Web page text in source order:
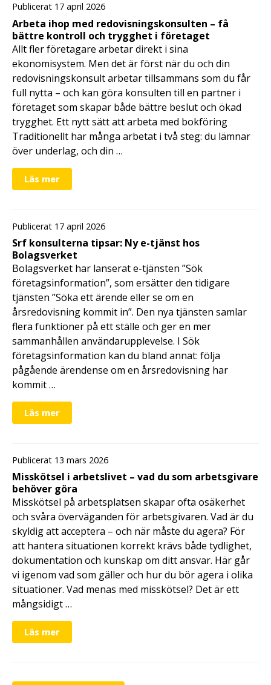
Publicerat 17 april 2026
Arbeta ihop med redovisningskonsulten – få
bättre kontroll och trygghet i företaget
Allt fler företagare arbetar direkt i sina
ekonomisystem. Men det är först när du och din
redovisningskonsult arbetar tillsammans som du får
full nytta – och kan göra konsulten till en partner i
företaget som skapar både bättre beslut och ökad
trygghet. Ett nytt sätt att arbeta med bokföring
Traditionellt har många arbetat i två steg: du lämnar
över underlag, och din …
Läs mer
Publicerat 17 april 2026
Srf konsulterna tipsar: Ny e-tjänst hos
Bolagsverket
Bolagsverket har lanserat e-tjänsten ”Sök
företagsinformation”, som ersätter den tidigare
tjänsten ”Söka ett ärende eller se om en
årsredovisning kommit in”. Den nya tjänsten samlar
flera funktioner på ett ställe och ger en mer
sammanhållen användarupplevelse. I Sök
företagsinformation kan du bland annat: följa
pågående ärendense om en årsredovisning har
kommit …
Läs mer
Publicerat 13 mars 2026
Misskötsel i arbetslivet – vad du som arbetsgivare
behöver göra
Misskötsel på arbetsplatsen skapar ofta osäkerhet
och svåra överväganden för arbetsgivaren. Vad är du
skyldig att acceptera – och när måste du agera? För
att hantera situationen korrekt krävs både tydlighet,
dokumentation och kunskap om ditt ansvar. Här går
vi igenom vad som gäller och hur du bör agera i olika
situationer. Vad menas med misskötsel? Det är ett
mångsidigt …
Läs mer